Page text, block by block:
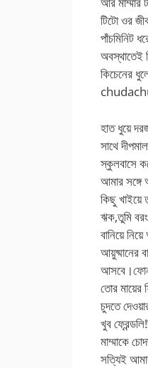
টিটো ওর
পাঁচমিনিট
অবস্থাতেই
কিচেনের
হাত ধুয়ে
সাথে
স্কুলবাসে
আমার সঙ্গে
কিছু খাইয়ে
ঋক,তুমি
বানিয়ে
আয়ুষ্মানের
আসবে।ফোন
তোর মায়ের
চুদতে
খুব
মাম্মাকে
সত্যিই